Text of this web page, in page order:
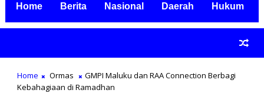
Home Berita Nasional Daerah Hukum
Home Ormas
GMPI Maluku dan RAA Connection Berbagi
Kebahagiaan di Ramadhan